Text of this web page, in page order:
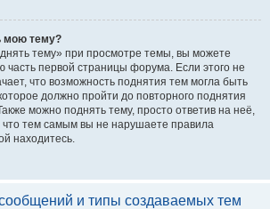
мою тему?
тему» при просмотре темы, вы можете
часть первой страницы форума. Если этого не
что возможность поднятия тем могла быть
должно пройти до повторного поднятия
можно поднять тему, просто ответив на неё,
что тем самым вы не нарушаете правила
находитесь.
и типы создаваемых тем